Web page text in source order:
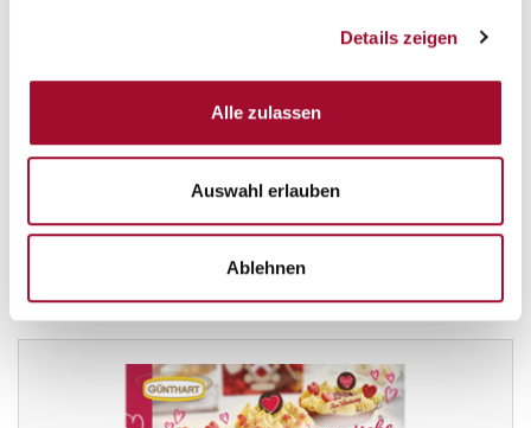
Details zeigen
Alle zulassen
Auswahl erlauben
Ablehnen
Günthart Dekore zu Karneval